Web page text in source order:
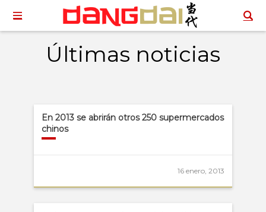
Últimas noticias
En 2013 se abrirán otros 250 supermercados
chinos
16 enero, 2013